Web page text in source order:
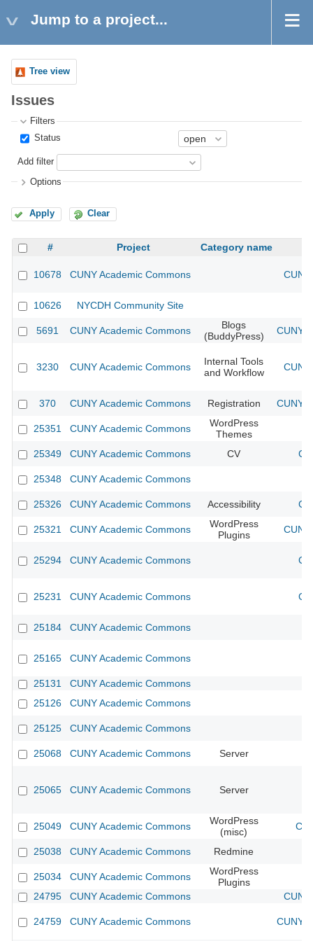
Jump to a project...
Tree view
Issues
Filters
Status
Add filter
Options
Apply Clear
# Project Category name
10678 CUNY Academic Commons
10626 NYCDH Community Site
5691 CUNY Academic Commons
Blogs
(BuddyPress)
CUNY
3230 CUNY Academic Commons
Internal Tools
and Workflow
370 CUNY Academic Commons Registration CUNY
25351 CUNY Academic Commons
WordPress
Themes
25349
CUNY Academic Commons CV
25348 CUNY Academic Commons
25326 CUNY Academic Commons Accessibility
25321 CUNY Academic Commons
WordPress
Plugins
25294 CUNY Academic Commons
25231 CUNY Academic Commons
25184 CUNY Academic Commons
25165 CUNY Academic Commons
25131
CUNY Academic Commons
25126
CUNY Academic Commons
25125 CUNY Academic Commons
25068 CUNY Academic Commons Server
25065 CUNY Academic Commons Server
25049 CUNY Academic Commons
WordPress
(misc)
25038 CUNY Academic Commons Redmine
25034 CUNY Academic Commons
WordPress
Plugins
24795
CUNY Academic Commons
24759 CUNY Academic Commons CUNY